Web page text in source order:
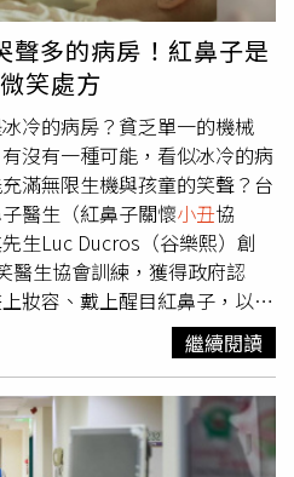
時便稱川普「不是正統共和黨
白癡與小丑」。雖然他並非特
仍認為對方「至少關心國家與
聲多的病房！紅鼻子是
笑處方
冷的病房？貧乏單一的機械
沒有一種可能，看似冰冷的病
滿無限生機與孩童的笑聲？台
醫生（紅鼻子關懷小丑協
生Luc Ducros（谷樂熙）創
醫生協會訓練，獲得政府認
妝容、戴上醒目紅鼻子，以浮
笑帶入沉悶的兒童病房內。紅
醫生協會，致力在病房內
病房內。（圖／紅鼻子關懷小
協會於2017年成立，早在協
女士早在20多年前就在法國賈克
繼續閱讀